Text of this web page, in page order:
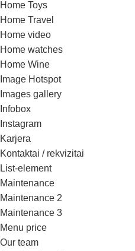
Home Toys
Home Travel
Home video
Home watches
Home Wine
Image Hotspot
Images gallery
Infobox
Instagram
Karjera
Kontaktai / rekvizitai
List-element
Maintenance
Maintenance 2
Maintenance 3
Menu price
Our team